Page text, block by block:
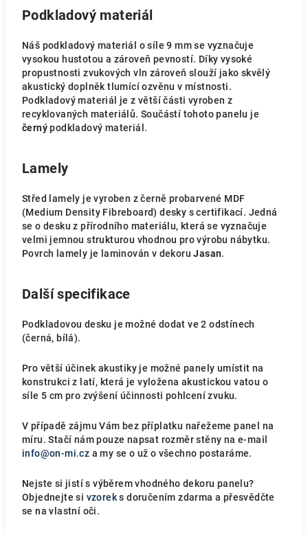
Podkladový materiál
Náš podkladový materiál o síle 9 mm se vyznačuje
vysokou hustotou a zároveň pevností. Díky vysoké
propustnosti zvukových vln zároveň slouží jako skvělý
akustický doplněk tlumící ozvěnu v místnosti.
Podkladový materiál je z větší části vyroben z
recyklovaných materiálů. Součástí tohoto panelu je
černýpodkladový materiál.
Lamely
Střed lamely je vyroben z černě probarvené MDF
(Medium Density Fibreboard) desky s certifikací. Jedná
se o desku z přírodního materiálu, která se vyznačuje
velmi jemnou strukturou vhodnou pro výrobu nábytku.
Povrch lamely je laminován v dekoruJasan.
Další specifikace
Podkladovou desku je možné dodat ve 2 odstínech
(černá, bílá).
Pro větší účinek akustiky je možné panely umístit na
konstrukci z latí, která je vyložena akustickou vatou o
síle 5 cm pro zvýšení účinnosti pohlcení zvuku.
V případě zájmu Vám bez příplatku nařežeme panel na
míru. Stačí nám pouze napsat rozměr stěny na e-mail
info@on-mi.cz a my se o už o všechno postaráme.
Nejste si jistí s výběrem vhodného dekoru panelu?
Objednejte si vzoreks doručením zdarma a přesvědčte
se na vlastní oči.